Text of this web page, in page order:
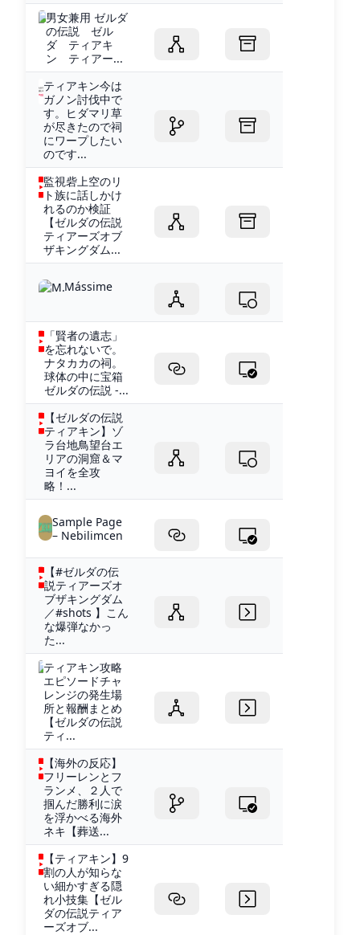
男女兼用 ゼルダ
の伝説 ゼル
ダ ティアキ
ン ティアー...
ティアキン今は
ガノン討伐中で
す。ヒダマリ草
が尽きたので祠
にワープしたい
のです...
監視砦上空のリ
ト族に話しかけ
れるのか検証
【ゼルダの伝説
ティアーズオブ
ザキングダム...
Mássime
「賢者の遺志」
を忘れないで。
ナタカカの祠。
球体の中に宝箱
ゼルダの伝説 -...
【ゼルダの伝説
ティアキン】ゾ
ラ台地鳥望台エ
リアの洞窟＆マ
ヨイを全攻
略！...
Sample Page
– Nebilimcen
【#ゼルダの伝
説ティアーズオ
ブザキングダム
／#shots 】こん
な爆弾なかっ
た...
ティアキン攻略
エピソードチャ
レンジの発生場
所と報酬まとめ
【ゼルダの伝説
ティ...
【海外の反応】
フリーレンとフ
ランメ、２人で
掴んだ勝利に涙
を浮かべる海外
ネキ【葬送...
【ティアキン】9
割の人が知らな
い細かすぎる隠
れ小技集【ゼル
ダの伝説ティア
ーズオブ...